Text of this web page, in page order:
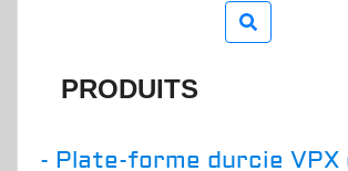
PRODUITS
- Plate-forme durcie VPX